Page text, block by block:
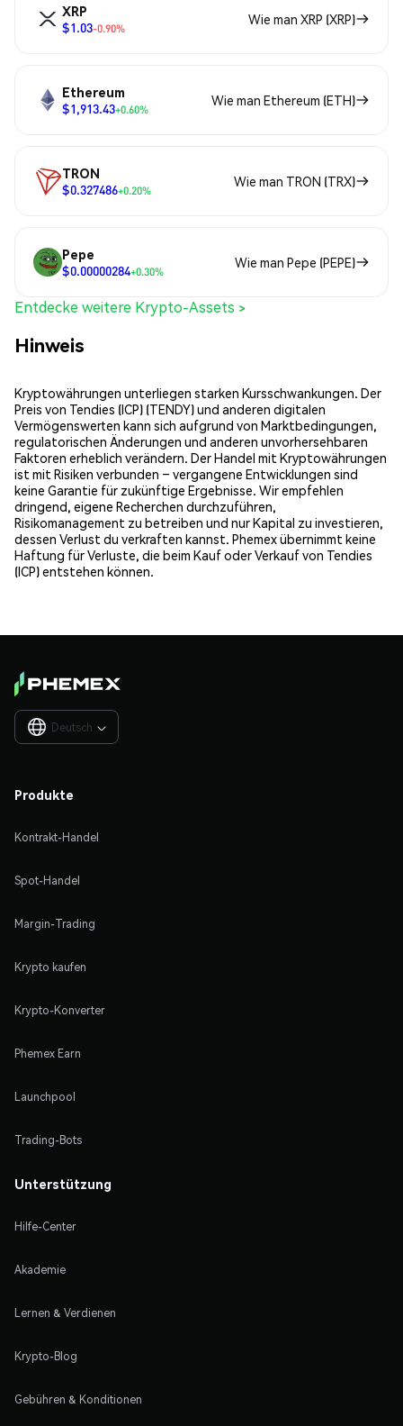
XRP
$1.03-0.90%
Wie man XRP (XRP)
Ethereum
$1,913.43+0.60%
Wie man Ethereum (ETH)
TRON
$0.327486+0.20%
Wie man TRON (TRX)
Pepe
$0.00000284+0.30%
Wie man Pepe (PEPE)
Entdecke weitere Krypto-Assets >
Hinweis
Kryptowährungen unterliegen starken Kursschwankungen. Der
Preis von Tendies (ICP) (TENDY) und anderen digitalen
Vermögenswerten kann sich aufgrund von Marktbedingungen,
regulatorischen Änderungen und anderen unvorhersehbaren
Faktoren erheblich verändern. Der Handel mit Kryptowährungen
ist mit Risiken verbunden – vergangene Entwicklungen sind
keine Garantie für zukünftige Ergebnisse. Wir empfehlen
dringend, eigene Recherchen durchzuführen,
Risikomanagement zu betreiben und nur Kapital zu investieren,
dessen Verlust du verkraften kannst. Phemex übernimmt keine
Haftung für Verluste, die beim Kauf oder Verkauf von Tendies
(ICP) entstehen können.
Deutsch 
Produkte
Kontrakt-Handel
Spot-Handel
Margin-Trading
Krypto kaufen
Krypto-Konverter
Phemex Earn
Launchpool
Trading-Bots
Unterstützung
Hilfe-Center
Akademie
Lernen & Verdienen
Krypto-Blog
Gebühren & Konditionen